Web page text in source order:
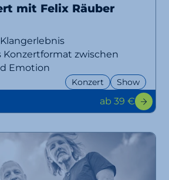
mit Felix Räuber
Konzertformat zwischen
Emotion
Konzert Show
ab 39 €